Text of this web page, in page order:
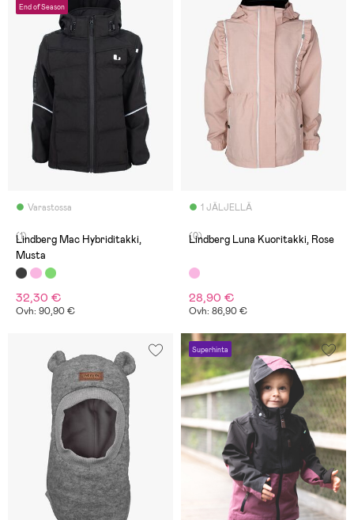
End of Season
Varastossa
(1)
Lindberg Mac Hybriditakki,
Musta
32,30 €
Ovh: 90,90 €
1 JÄLJELLÄ
(0)
Lindberg Luna Kuoritakki, Rose
28,90 €
Ovh: 86,90 €
Superhinta